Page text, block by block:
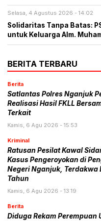
Selasa, 4 Agustus 2026 - 14:02
Solidaritas Tanpa Batas:
untuk Keluarga Alm.
BERITA TERBARU
Berita
Satlantas Polres Nganjuk
Realisasi Hasil FKLL
Terkait
Kamis, 6 Agu 2026 - 15:53
Kriminal
Ratusan Pesilat Kawal
Kasus Pengeroyokan di
Negeri Nganjuk, Terdakwa
Tahun
Kamis, 6 Agu 2026 - 13:19
Berita
Diduga Rekam Perempuan